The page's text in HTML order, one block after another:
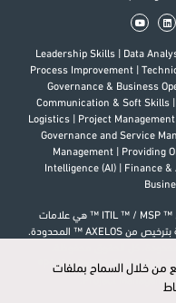
Leadership Skills Data
Process Improvement
Governance & Business
Communication & Soft Skills
Logistics
Project Management
Governance and Service
Management
Providing
Intelligence (AI)
Finance &
إن كل من ITIL ™ / MSP ™ / M_o_R ™ / P3O ™ / AgileSHIFT ™ هي علامات
تجارية لشركة AXELOS المحدودة. وهي مستخدمة بترخيص من AXELOS ™ المحدودة.
من خلال السماح بملفات
من خلال السماح بملفات